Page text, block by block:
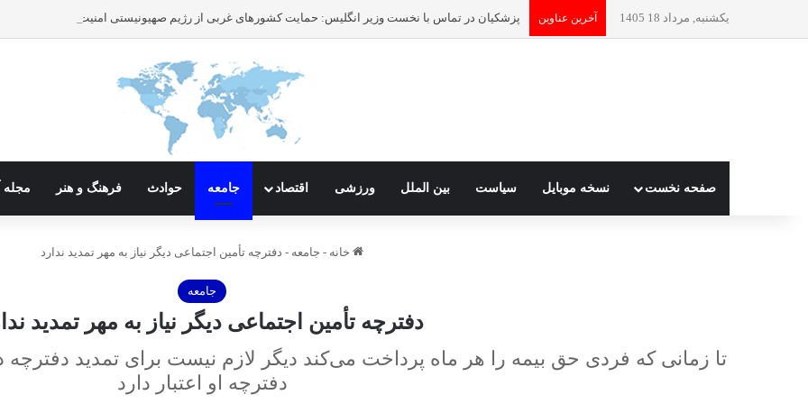
یکشنبه, مرداد 18 1405 آخرین عناوین
صفحه نخست نسخه موبایل سیاست بین الملل ورزشی اقتصاد جامعه حوادث فرهنگ و هنر مجله
خانه - جامعه - دفترچه‌ تأمین اجتماعی دیگر نیاز به مهر تمدید ندارد
جامعه
دفترچه‌ تأمین اجتماعی دیگر نیاز به مهر تمدید
تا زمانی که فردی حق بیمه را هر ماه پرداخت می‌کند دیگر لازم نیست برای تمدید دفترچه‌
دفترچه‌ او اعتبار دارد